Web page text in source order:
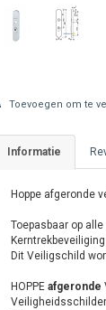
Toevoegen om te
Informatie
Hoppe afgeronde
Toepasbaar op
Dit Veiligschild
HOPPEafgeronde